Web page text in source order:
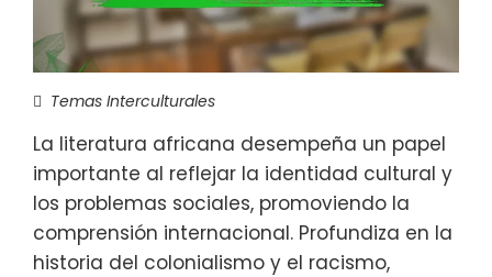
Temas Interculturales
La literatura africana desempeña un papel
importante al reflejar la identidad cultural y
los problemas sociales, promoviendo la
comprensión internacional. Profundiza en la
historia del colonialismo y el racismo,